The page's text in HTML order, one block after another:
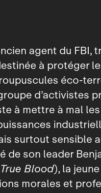
agent du FBI,
à protéger
d’activistes
à mettre à mal
surtout sensible
de son leader
True Blood), la
morales et